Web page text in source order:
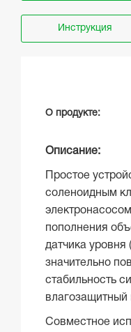
Инструкция
О продукте:
Описание:
Простое
соленоидным
пополнения
датчика уровня
значительно
стабильность
влагозащитный
Совместное